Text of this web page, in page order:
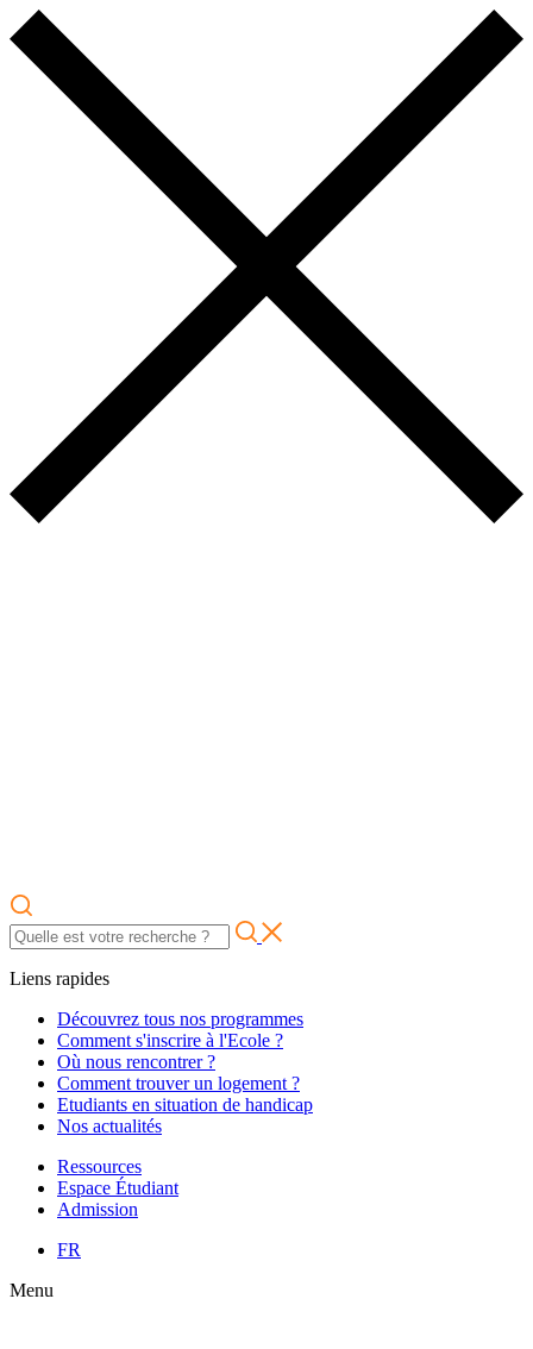
Liens rapides
Découvrez tous nos programmes
Comment s'inscrire à l'Ecole ?
Où nous rencontrer ?
Comment trouver un logement ?
Etudiants en situation de handicap
Nos actualités
Ressources
Espace Étudiant
Admission
FR
Menu